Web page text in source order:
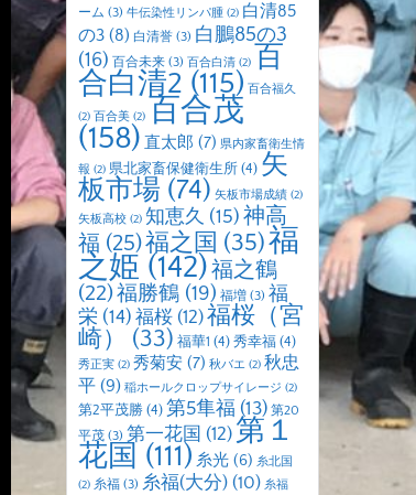
ーム (3) 牛伝染性リンパ腫 (2) 白清85
の3 (8) 白清誉 (3) 白鵬85の3
(16) 百合未来 (3) 百合白清 (2) 百
合白清2 (115) 百合福久
(2) 百合美 (2)
百合茂
(158) 直太郎 (7) 県内家畜衛生情
報 (2) 県北家畜保健衛生所 (4) 矢
板市場 (74) 矢板市場成績 (2)
矢板高校 (2) 知恵久 (15) 神高
福 (25)福之国 (35)福
之姫 (142)福之鶴
(22)福勝鶴 (19) 福増 (3) 福
栄 (14) 福桜 (12)福桜（宮
崎）
(33) 福華1 (4) 秀幸福 (4)
秀正実 (2) 秀菊安 (7) 秋バエ (2) 秋忠
平 (9) 稲ホールクロップサイレージ (2)
第2平茂勝 (4) 第5隼福 (13) 第20
平茂 (3) 第一花国 (12) 第１
花国 (111) 糸光 (6) 糸北国
(2) 糸福 (3) 糸福(大分) (10) 糸福